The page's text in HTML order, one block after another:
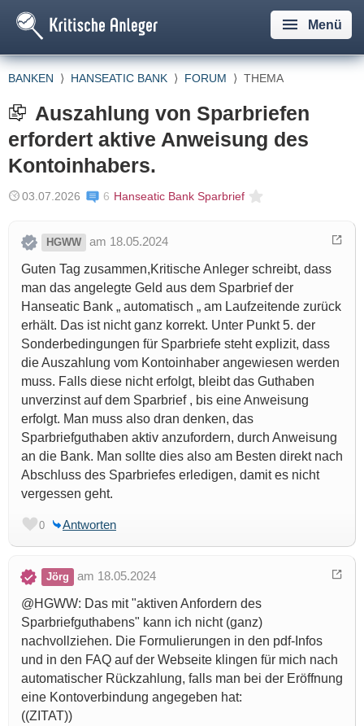
Menü
BANKEN ⟩ HANSEATIC BANK ⟩ FORUM ⟩ THEMA
Auszahlung von Sparbriefen
erfordert aktive Anweisung des
Kontoinhabers.
03.07.2026 6 Hanseatic Bank Sparbrief
HGWW
am 18.05.2024
Guten Tag zusammen,Kritische Anleger schreibt, dass
man das angelegte Geld aus dem Sparbrief der
Hanseatic Bank „ automatisch „ am Laufzeitende zurück
erhält. Das ist nicht ganz korrekt. Unter Punkt 5. der
Sonderbedingungen für Sparbriefe steht explizit, dass
die Auszahlung vom Kontoinhaber angewiesen werden
muss. Falls diese nicht erfolgt, bleibt das Guthaben
unverzinst auf dem Sparbrief , bis eine Anweisung
erfolgt. Man muss also dran denken, das
Sparbriefguthaben aktiv anzufordern, durch Anweisung
an die Bank. Man sollte dies also am Besten direkt nach
Abschluss des Sparbriefes erledigen, damit es nicht
vergessen geht.
0 Antworten
Jörg
am 18.05.2024
@HGWW: Das mit "aktiven Anfordern des
Sparbriefguthabens" kann ich nicht (ganz)
nachvollziehen. Die Formulierungen in den pdf-Infos
und in den FAQ auf der Webseite klingen für mich nach
automatischer Rückzahlung, falls man bei der Eröffnung
eine Kontoverbindung angegeben hat:
((ZITAT))